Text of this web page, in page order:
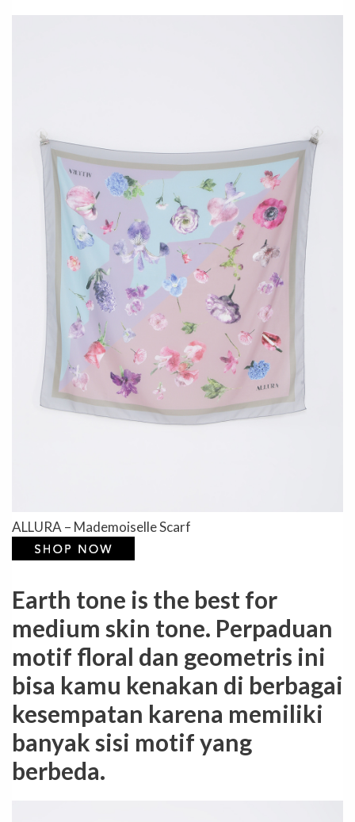
ALLURA – Mademoiselle Scarf
Earth tone is the best for
medium skin tone. Perpaduan
motif floral dan geometris ini
bisa kamu kenakan di berbagai
kesempatan karena memiliki
banyak sisi motif yang
berbeda.